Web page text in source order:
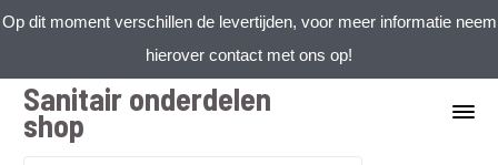
Op dit moment verschillen de levertijden, voor meer informatie neem
hierover contact met ons op!
Sanitair onderdelen
shop